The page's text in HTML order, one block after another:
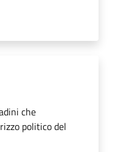
che
politico del